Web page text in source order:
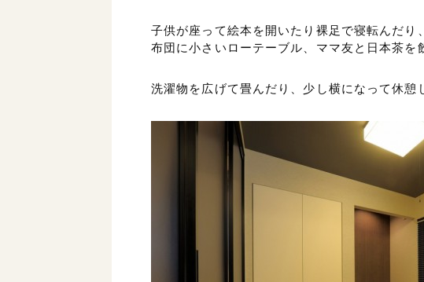
子供が座って絵本を開いたり裸足で寝転んだ
布団に小さいローテーブル、ママ友と日本茶を
洗濯物を広げて畳んだり、少し横になって休憩